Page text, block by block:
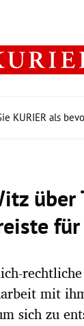
Politik
KURIER als
mit
sich zu